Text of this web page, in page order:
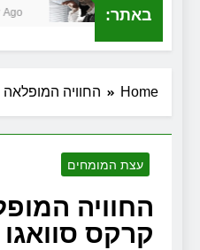
באתר:
3 שבועות Ago
Home החוויה
עצת המומחים
החוויה
קרקס סוואגו